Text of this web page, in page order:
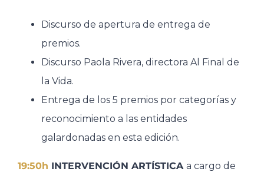
Discurso de apertura de entrega de
premios.​
Discurso Paola Rivera, directora Al Final de
la Vida.​
Entrega de los 5 premios por categorías y
reconocimiento a las entidades
galardonadas en esta edición.
19:50h INTERVENCIÓN ARTÍSTICA​ a cargo de